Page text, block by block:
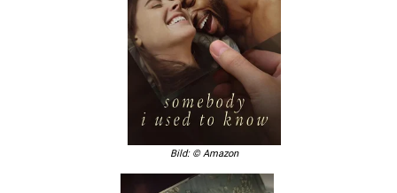
Bild: © Amazon